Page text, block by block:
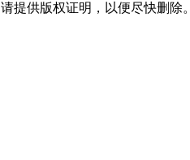
提供版权证明，以便尽快删除。